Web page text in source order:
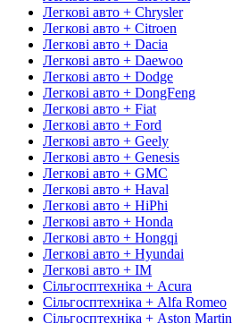
Легкові авто + Chrysler
Легкові авто + Citroen
Легкові авто + Dacia
Легкові авто + Daewoo
Легкові авто + Dodge
Легкові авто + DongFeng
Легкові авто + Fiat
Легкові авто + Ford
Легкові авто + Geely
Легкові авто + Genesis
Легкові авто + GMC
Легкові авто + Haval
Легкові авто + HiPhi
Легкові авто + Honda
Легкові авто + Hongqi
Легкові авто + Hyundai
Легкові авто + IM
Сільгосптехніка + Acura
Сільгосптехніка + Alfa Romeo
Сільгосптехніка + Aston Martin